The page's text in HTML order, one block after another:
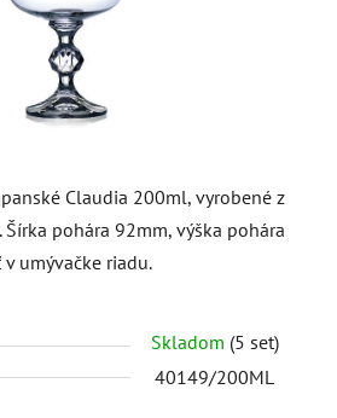
Claudia 200ml, vyrobené z
pohára 92mm, výška pohára
umývačke riadu.
Skladom (5 set)
40149/200ML